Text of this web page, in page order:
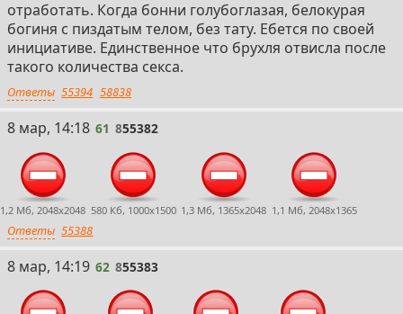
отработать. Когда бонни голубоглазая, белокурая
богиня с пиздатым телом, без тату. Ебется по своей
инициативе. Единственное что брухля отвисла после
такого количества секса.
Ответы 55394 58838
61
8 мар, 14:18 61 855382
1,2 Мб, 2048x2048 580 Кб, 1000x1500 1,3 Мб, 1365x2048 1,1 Мб, 2048x1365
Ответы 55388
62
8 мар, 14:19 62 855383